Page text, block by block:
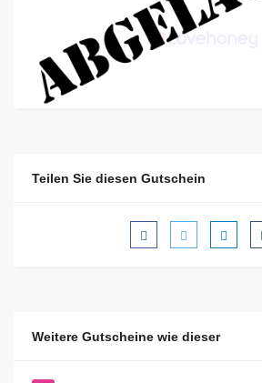
Teilen Sie diesen Gutschein
Weitere Gutscheine wie dieser